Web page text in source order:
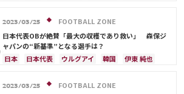
2023/03/25
FOOTBALL ZONE
日本代表OBが絶賛「最大の収穫であり救い」 森保ジ
ャパンの“新基準”となる選手は？
日本
日本代表 ウルグアイ 韓国 伊東 純也
2023/03/25
FOOTBALL ZONE